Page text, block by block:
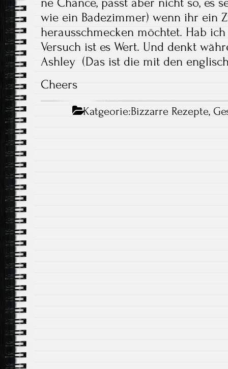
wie ein Badezimmer) wenn ihr ein
herausschmecken möchtet. Hab
Versuch ist es Wert. Und denkt
Ashley (Das ist die mit den
Cheers
Katgeorie:Bizzarre Rezepte,